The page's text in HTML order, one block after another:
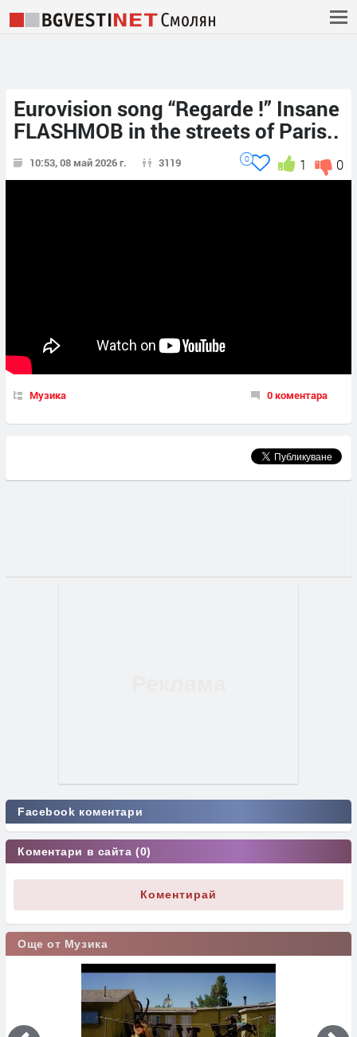
Eurovision song “Regarde !” Insane
FLASHMOB in the streets of Paris..​
10:53, 08 май 2026 г. 3119 0
1
0
Музика 0 коментара
Facebook коментари
Коментари в сайта (0)
Коментирай
Още от Музика